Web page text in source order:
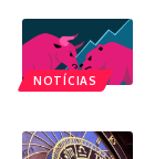
NOTÍCIAS